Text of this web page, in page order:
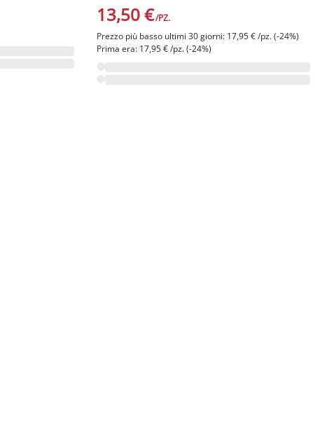
13,50 €/PZ.
Prezzo più basso ultimi 30 giorni: 17,95 € /pz. (-24%)
Prima era: 17,95 € /pz. (-24%)